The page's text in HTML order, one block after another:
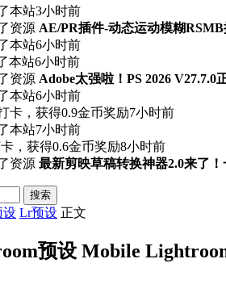
本站3小时前
资源 AE/PR插件-动态运动模糊
本站6小时前
本站6小时前
资源 Adobe太强啦！PS 2026
本站6小时前
卡，获得0.9金币奖励7小时前
本站7小时前
，获得0.6金币奖励8小时前
资源 最新剪映草稿转换神器2.0来了
搜索
设 Lr预设 正文
预设 Mobile